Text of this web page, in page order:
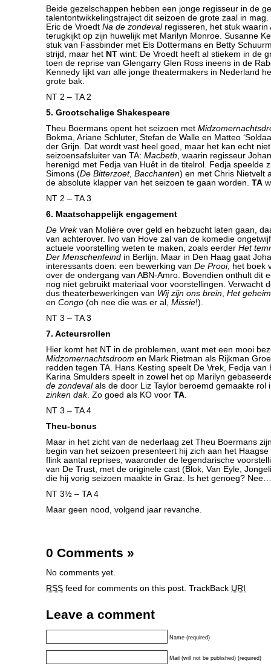
Beide gezelschappen hebben een jonge regisseur in de
talentontwikkelingstraject dit seizoen de grote zaal in
Eric de Vroedt Na de zondevalregisseren, het stuk waarin
terugkijkt op zijn huwelijk met Marilyn Monroe. Susanne
stuk van Fassbinder met Els Dottermans en Betty
strijd, maar het NT wint: De Vroedt heeft al stiekem in de
toen de reprise van Glengarry Glen Ross ineens in de
Kennedy lijkt van alle jonge theatermakers in Nederland
grote bak.
NT 2 – TA 2
5. Grootschalige Shakespeare
Theu Boermans opent het seizoen met
Bokma, Ariane Schluter, Stefan de Walle en Matteo
der Grijn. Dat wordt vast heel goed, maar het kan echt
seizoensafsluiter van TA: Macbeth, waarin regisseur
herenigd met Fedja van Huêt in de titelrol. Fedja speelde
Simons (De Bitterzoet, Bacchanten) en met Chris Nietvelt
de absolute klapper van het seizoen te gaan worden. TA
NT 2 – TA 3
6. Maatschappelijk engagement
De Vrekvan Molière over geld en hebzucht laten gaan,
van achterover. Ivo van Hove zal van de komedie
actuele voorstelling weten te maken, zoals eerder Het
Der Menschenfeind in Berlijn. Maar in Den Haag gaat
interessants doen: een bewerking van De Prooi, het boek
over de ondergang van ABN-Amro. Bovendien onthult dit
nog niet gebruikt materiaal voor voorstellingen. Verwacht
dus theaterbewerkingen van Wij zijn ons brein, Het
en Congo (oh nee die was er al, Missie!).
NT 3 – TA 3
7. Acteursrollen
Hier komt het NT in de problemen, want met een mooi
Midzomernachtsdroom en Mark Rietman als Rijkman
redden tegen TA. Hans Kesting speelt De Vrek, Fedja van
Karina Smulders speelt in zowel het op Marilyn
de zondevalals de door Liz Taylor beroemd gemaakte rol
zinken dak. Zo goed als KO voor TA.
NT 3 – TA 4
Theu-bonus
Maar in het zicht van de nederlaag zet Theu Boermans
begin van het seizoen presenteert hij zich aan het
flink aantal reprises, waaronder de legendarische
van De Trust, met de originele cast (Blok, Van Eyle,
die hij vorig seizoen maakte in Graz. Is het genoeg? Nee…
NT 3½ – TA 4
Maar geen nood, volgend jaar revanche.
0 Comments »
No comments yet.
RSS feed for comments on this post. TrackBack URI
Leave a comment
Name (required)
Mail (will not be published) (required)